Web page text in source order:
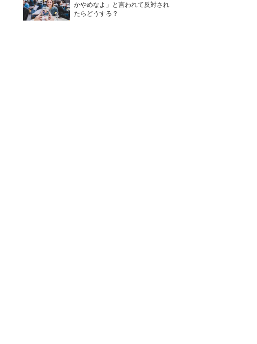
かやめなよ」と言われて反対され
たらどうする？